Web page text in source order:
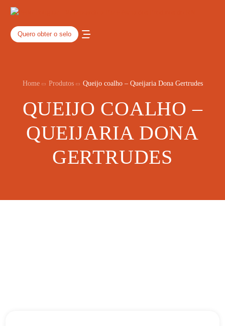
Quero obter o selo
Home Produtos Queijo coalho – Queijaria Dona Gertrudes
QUEIJO COALHO –
QUEIJARIA DONA
GERTRUDES